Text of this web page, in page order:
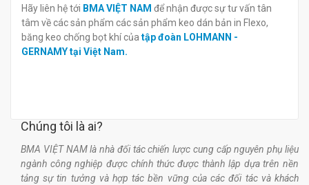
Hãy liên hệ tới BMA VIỆT NAM để nhận được sự tư vấn tân
tâm về các sản phẩm các sản phẩm keo dán bản in Flexo,
băng keo chống bọt khí của tập đoàn LOHMANN -
GERNAMY tại Việt Nam.
Chúng tôi là ai?
BMA VIỆT NAM là nhà đối tác chiến lược cung cấp nguyên phụ liệu
ngành công nghiệp được chính thức được thành lập dựa trên nền
tảng sự tin tưởng và hợp tác bền vững của các đối tác và khách